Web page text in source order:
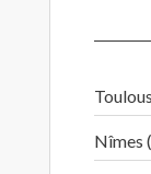
Nîmes